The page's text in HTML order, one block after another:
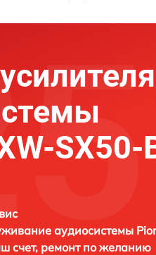
SX50-
аудиосистемы
счет, ремонт по желанию